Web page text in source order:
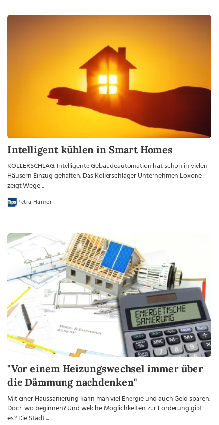
Intelligent kühlen in Smart Homes
KOLLERSCHLAG. Intelligente Gebäudeautomation hat schon in vielen
Häusern Einzug gehalten. Das Kollerschlager Unternehmen Loxone
zeigt Wege ...
Petra Hanner
"Vor einem Heizungswechsel immer über
die Dämmung nachdenken"
Mit einer Haussanierung kann man viel Energie und auch Geld sparen.
Doch wo beginnen? Und welche Möglichkeiten zur Förderung gibt
es? Die Stadt ...